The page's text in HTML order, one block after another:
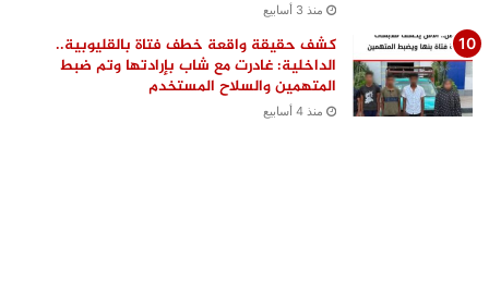
منذ 3 أسابيع
كشف حقيقة واقعة خطف فتاة بالقليوبية..
الداخلية: غادرت مع شاب بإرادتها وتم ضبط
المتهمين والسلاح المستخدم
منذ 4 أسابيع